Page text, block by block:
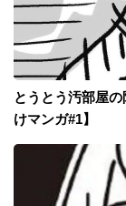
とうとう汚部屋
けマンガ#1】